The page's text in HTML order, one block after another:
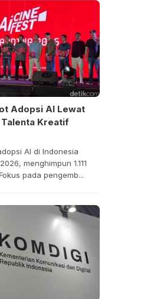
Adopsi AI Lewat
Kreatif
AI di Indonesia
menghimpun 1.111
pada pengemb...